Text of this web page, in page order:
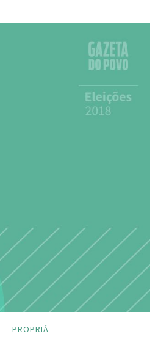
PROPRIÁ